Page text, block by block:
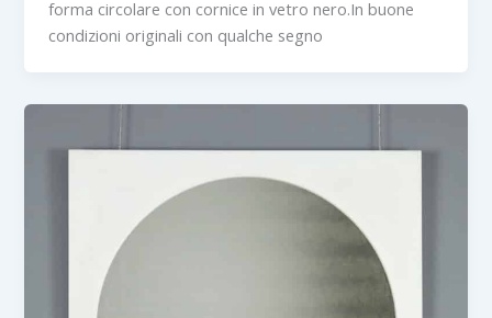
forma circolare con cornice in vetro nero.In buone
condizioni originali con qualche segno